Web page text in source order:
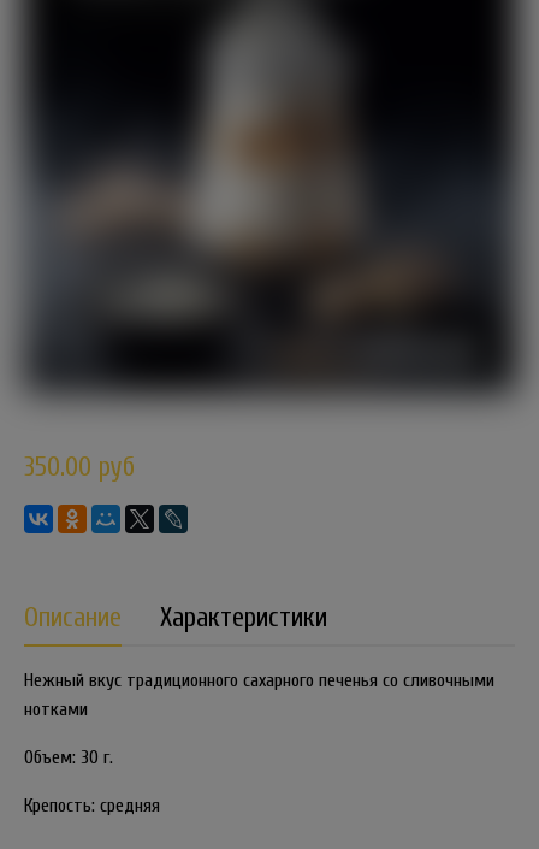
350.00 руб
Описание Характеристики
Нежный вкус традиционного сахарного печенья со сливочными
нотками
Объем: 30 г.
Крепость: средняя